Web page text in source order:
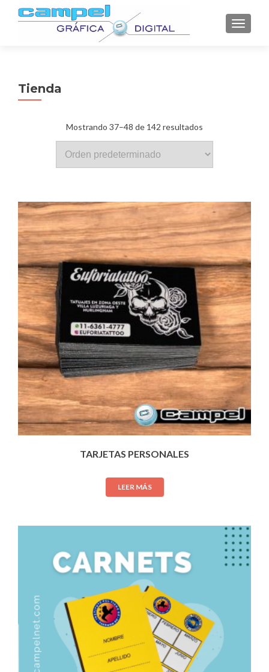
Tienda
Mostrando 37–48 de 142 resultados
TARJETAS PERSONALES
LEER MÁS